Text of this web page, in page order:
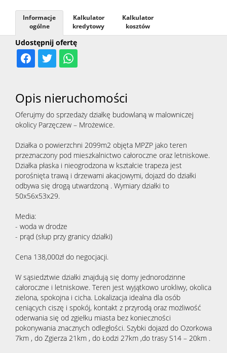
Udostępnij ofertę
Informacje
ogólne
Kalkulator
kredytowy
Kalkulator
kosztów
Opis nieruchomości
Oferujmy do sprzedaży działkę budowlaną w malowniczej
okolicy Parzęczew – Mrożewice.
Działka o powierzchni 2099m2 objęta MPZP jako teren
przeznaczony pod mieszkalnictwo całoroczne oraz letniskowe.
Działka płaska i nieogrodzona w kształcie trapeza jest
porośnięta trawą i drzewami akacjowymi, dojazd do działki
odbywa się drogą utwardzoną . Wymiary działki to
50x56x53x29.
Media:
- woda w drodze
- prąd (słup przy granicy działki)
Cena 138,000zł do negocjacji.
W sąsiedztwie działki znajdują się domy jednorodzinne
całoroczne i letniskowe. Teren jest wyjątkowo urokliwy, okolica
zielona, spokojna i cicha. Lokalizacja idealna dla osób
ceniących ciszę i spokój, kontakt z przyrodą oraz możliwość
oderwania się od zgiełku miasta bez konieczności
pokonywania znacznych odległości. Szybki dojazd do Ozorkowa
7km , do Zgierza 21km , do Łodzi 27km ,do trasy S14 – 20km .